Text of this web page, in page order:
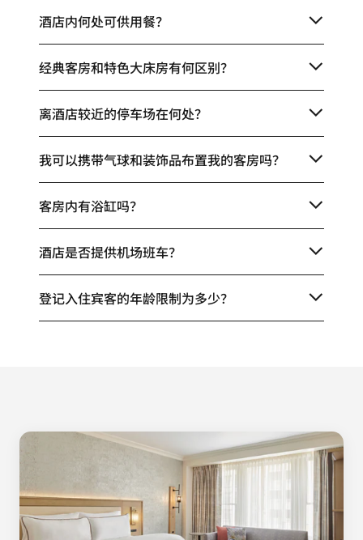
酒店内何处可供用餐？
经典客房和特色大床房有何区别？
离酒店较近的停车场在何处？
我可以携带气球和装饰品布置我的客房吗？
客房内有浴缸吗？
酒店是否提供机场班车？
登记入住宾客的年龄限制为多少？